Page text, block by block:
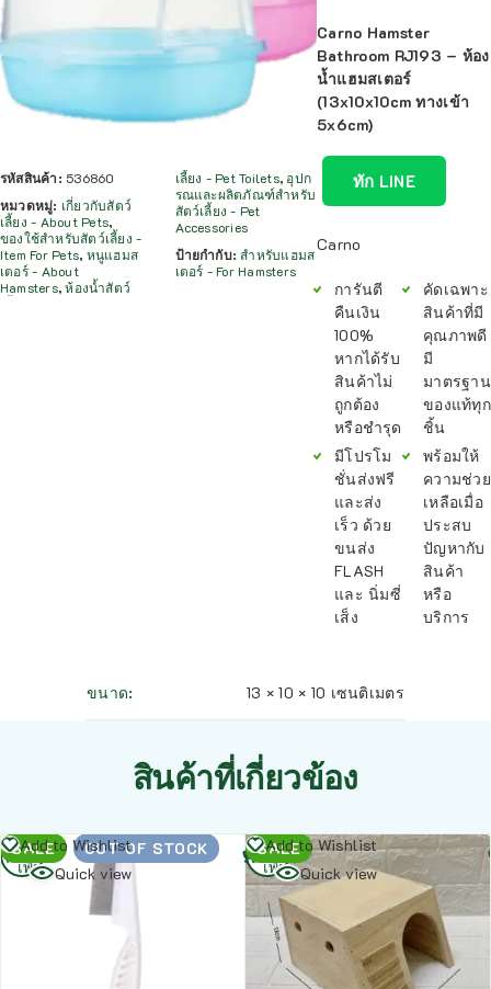
รหัสสินค้า: 536860
หมวดหมู่: เกี่ยวกับสัตว์
เลี้ยง - About Pets,
ของใช้สำหรับสัตว์เลี้ยง -
Item For Pets, หนูแฮมส
เตอร์ - About
Hamsters,ห้องน้ำสัตว์
เลี้ยง - Pet Toilets, อุปก
รณและผลิตภัณฑ์สำหรับ
สัตว์เลี้ยง - Pet
Accessories
ป้ายกำกับ:สำหรับแฮมส
เตอร์ - For Hamsters
Carno Hamster
Bathroom RJ193 – ห้อง
น้ำแฮมสเตอร์
(13x10x10cm ทางเข้า
5x6cm)
ทัก LINE
Carno
การันตี
คืนเงิน
100%
หากได้รับ
สินค้าไม่
ถูกต้อง
หรือชำรุด
มีโปรโม
ชั่นส่งฟรี
และส่ง
เร็ว ด้วย
ขนส่ง
FLASH
และ นิ่มซี่
เส็ง
คัดเฉพาะ
สินค้าที่มี
คุณภาพดี
มี
มาตรฐาน
ของแท้ทุก
ชิ้น
พร้อมให้
ความช่วย
เหลือเมื่อ
ประสบ
ปัญหากับ
สินค้า
หรือ
บริการ
ขนาด 13 × 10 × 10 เซนติเมตร
สินค้าที่เกี่ยวข้อง
SALE OUT OF STOCK
Add to Wishlist
Quick view
อ่าน
เพิ่ม
SALE
Add to Wishlist
Quick view
อ่าน
เพิ่ม